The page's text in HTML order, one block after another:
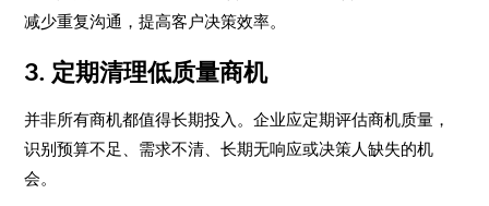
减少重复沟通，提高客户决策效率。
3. 定期清理低质量商机
并非所有商机都值得长期投入。企业应定期评估商机质量，
识别预算不足、需求不清、长期无响应或决策人缺失的机
会。